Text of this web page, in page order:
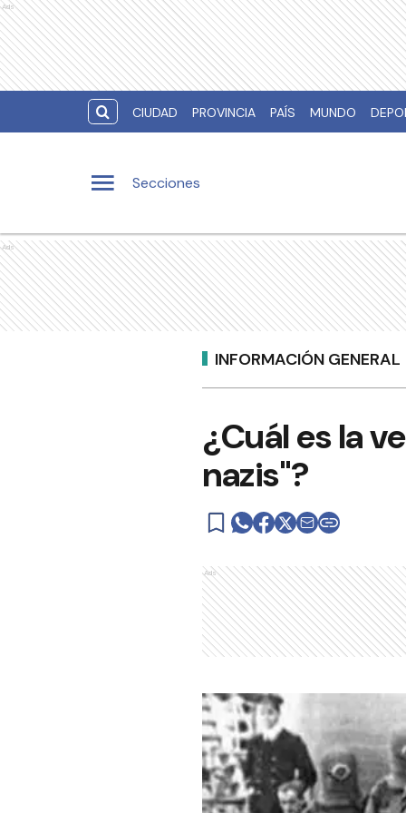
Ads
CIUDAD PROVINCIA PAÍS MUNDO
Secciones
Ads
INFORMACIÓN GENERAL
¿Cuál es la
nazis"?
Ads